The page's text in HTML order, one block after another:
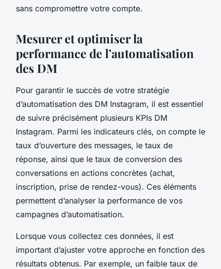
sans compromettre votre compte.
Mesurer et optimiser la
performance de l’automatisation
des DM
Pour garantir le succès de votre stratégie
d’automatisation des DM Instagram, il est essentiel
de suivre précisément plusieurs KPIs DM
Instagram. Parmi les indicateurs clés, on compte le
taux d’ouverture des messages, le taux de
réponse, ainsi que le taux de conversion des
conversations en actions concrètes (achat,
inscription, prise de rendez-vous). Ces éléments
permettent d’analyser la performance de vos
campagnes d’automatisation.
Lorsque vous collectez ces données, il est
important d’ajuster votre approche en fonction des
résultats obtenus. Par exemple, un faible taux de